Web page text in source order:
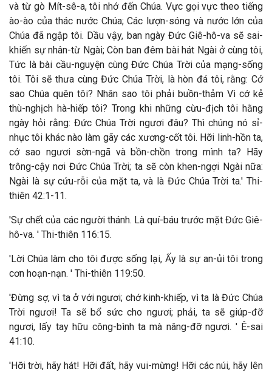
và từ gò Mít-sê-a, tôi nhớ đến Chúa. Vực gọi vực theo tiếng
ào-ào của thác nước Chúa; Các lượn-sóng và nước lớn của
Chúa đã ngập tôi. Dầu vậy, ban ngày Đức Giê-hô-va sẽ sai-
khiến sự nhân-từ Ngài; Còn ban đêm bài hát Ngài ở cùng tôi,
Tức là bài cầu-nguyện cùng Đức Chúa Trời của mạng-sống
tôi. Tôi sẽ thưa cùng Đức Chúa Trời, là hòn đá tôi, rằng: Cớ
sao Chúa quên tôi? Nhân sao tôi phải buồn-thảm Vì cớ kẻ
thù-nghịch hà-hiếp tôi? Trong khi những cừu-địch tôi hằng
ngày hỏi rằng: Đức Chúa Trời ngươi đâu? Thì chúng nó sỉ-
nhục tôi khác nào làm gãy các xương-cốt tôi. Hỡi linh-hồn ta,
cớ sao ngươi sờn-ngã và bồn-chồn trong mình ta? Hãy
trông-cậy nơi Đức Chúa Trời; ta sẽ còn khen-ngợi Ngài nữa:
Ngài là sự cứu-rỗi của mặt ta, và là Đức Chúa Trời ta.' Thi-
thiên 42:1-11.
'Sự chết của các người thánh. Là quí-báu trước mặt Đức Giê-
hô-va. ' Thi-thiên 116:15.
'Lời Chúa làm cho tôi được sống lại, Ấy là sự an-ủi tôi trong
cơn hoạn-nạn. ' Thi-thiên 119:50.
'Đừng sợ, vì ta ở với ngươi; chớ kinh-khiếp, vì ta là Đức Chúa
Trời ngươi! Ta sẽ bổ sức cho ngươi; phải, ta sẽ giúp-đỡ
ngươi, lấy tay hữu công-bình ta mà nâng-đỡ ngươi. ' Ê-sai
41:10.
'Hỡi trời, hãy hát! Hỡi đất, hãy vui-mừng! Hỡi các núi, hãy lên